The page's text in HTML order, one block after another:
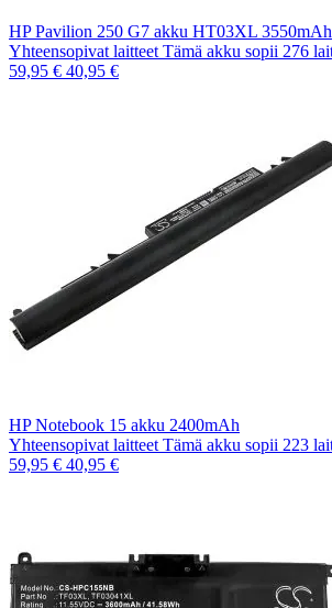
HP Pavilion 250 G7 akku HT03XL 3550mAh
Yhteensopivat laitteet Tämä akku sopii 276
59,95 € 40,95 €
HP Notebook 15 akku 2400mAh
Yhteensopivat laitteet Tämä akku sopii 223
59,95 € 40,95 €